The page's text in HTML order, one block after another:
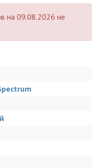
на 09.08.2026 не